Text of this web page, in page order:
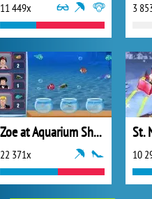
11 449x 3
Zoe at Aquarium Shop
22 371x 10